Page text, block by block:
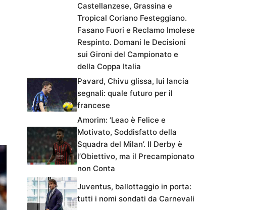
Castellanzese, Grassina e
Tropical Coriano Festeggiano.
Fasano Fuori e Reclamo Imolese
Respinto. Domani le Decisioni
sui Gironi del Campionato e
della Coppa Italia
Pavard, Chivu glissa, lui lancia
segnali: quale futuro per il
francese
Amorim: ‘Leao è Felice e
Motivato, Soddisfatto della
Squadra del Milan’. Il Derby è
l’Obiettivo, ma il Precampionato
non Conta
Juventus, ballottaggio in porta:
tutti i nomi sondati da Carnevali